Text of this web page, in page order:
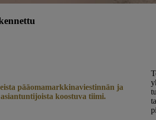
pääomamarkkinaviestinnän ja
asiantuntijoista koostuva tiimi.